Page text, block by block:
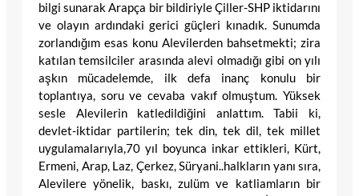
bilgi sunarak Arapça bir bildiriyle Çiller-SHP iktidarını
ve olayın ardındaki gerici güçleri kınadık. Sunumda
zorlandığım esas konu Alevilerden bahsetmekti; zira
katılan temsilciler arasında alevi olmadığı gibi on yılı
aşkın mücadelemde, ilk defa inanç konulu bir
toplantıya, soru ve cevaba vakıf olmuştum. Yüksek
sesle Alevilerin katledildiğini anlattım. Tabii ki,
devlet-iktidar partilerin; tek din, tek dil, tek millet
uygulamalarıyla,70 yıl boyunca inkar ettikleri, Kürt,
Ermeni, Arap, Laz, Çerkez, Süryani..halkların yanı sıra,
Alevilere yönelik, baskı, zulüm ve katliamların bir